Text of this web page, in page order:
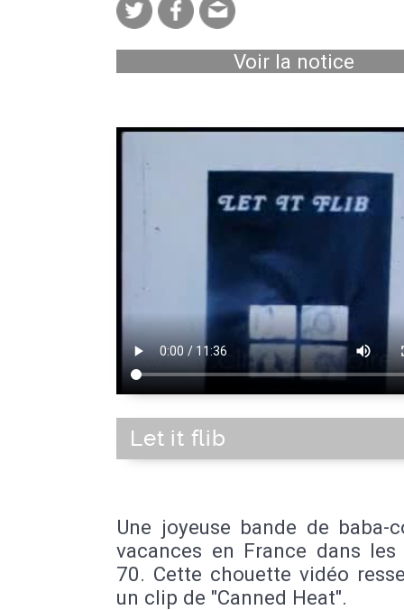
Voir la notice
Let it flib
Une joyeuse bande de baba-
vacances en France dans les
70. Cette chouette vidéo
un clip de "Canned Heat".